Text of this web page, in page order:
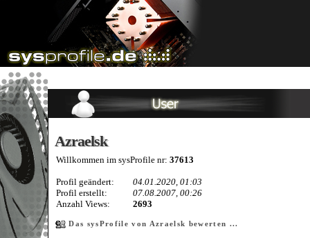
Azraelsk
Azraelsk
Willkommen im sysProfile nr: 37613
Profil geändert:
04.01.2020, 01:03
Profil erstellt:
07.08.2007, 00:26
Anzahl Views:
2693
Das sysProfile von Azraelsk bewerten ...